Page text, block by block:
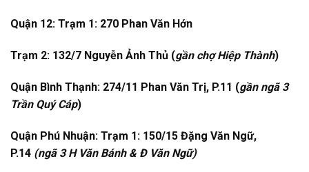
Quận 12: Trạm 1: 270 Phan Văn Hớn
Trạm 2: 132/7 Nguyễn Ảnh Thủ (gần chợ Hiệp Thành)
Quận Bình Thạnh: 274/11 Phan Văn Trị, P.11 (gần ngã 3
Trần Quý Cáp)
Quận Phú Nhuận: Trạm 1: 150/15 Đặng Văn Ngữ,
P.14 (ngã 3 H Văn Bánh & Đ Văn Ngữ)